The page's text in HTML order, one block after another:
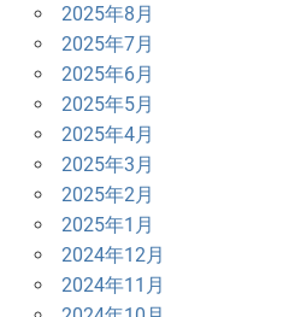
2025年8月
2025年7月
2025年6月
2025年5月
2025年4月
2025年3月
2025年2月
2025年1月
2024年12月
2024年11月